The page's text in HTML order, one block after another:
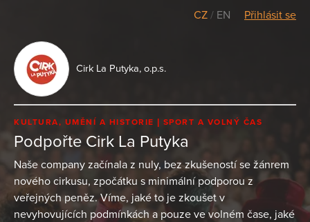
CZ / EN Přihlásit se
Cirk La Putyka, o.p.s.
KULTURA, UMĚNÍ A HISTORIE SPORT A VOLNÝ ČAS
Podpořte Cirk La Putyka
Naše company začínala z nuly, bez zkušeností se žánrem
nového cirkusu, zpočátku s minimální podporou z
veřejných peněz. Víme, jaké to je zkoušet v
nevyhovujících podmínkách a pouze ve volném čase, jaké